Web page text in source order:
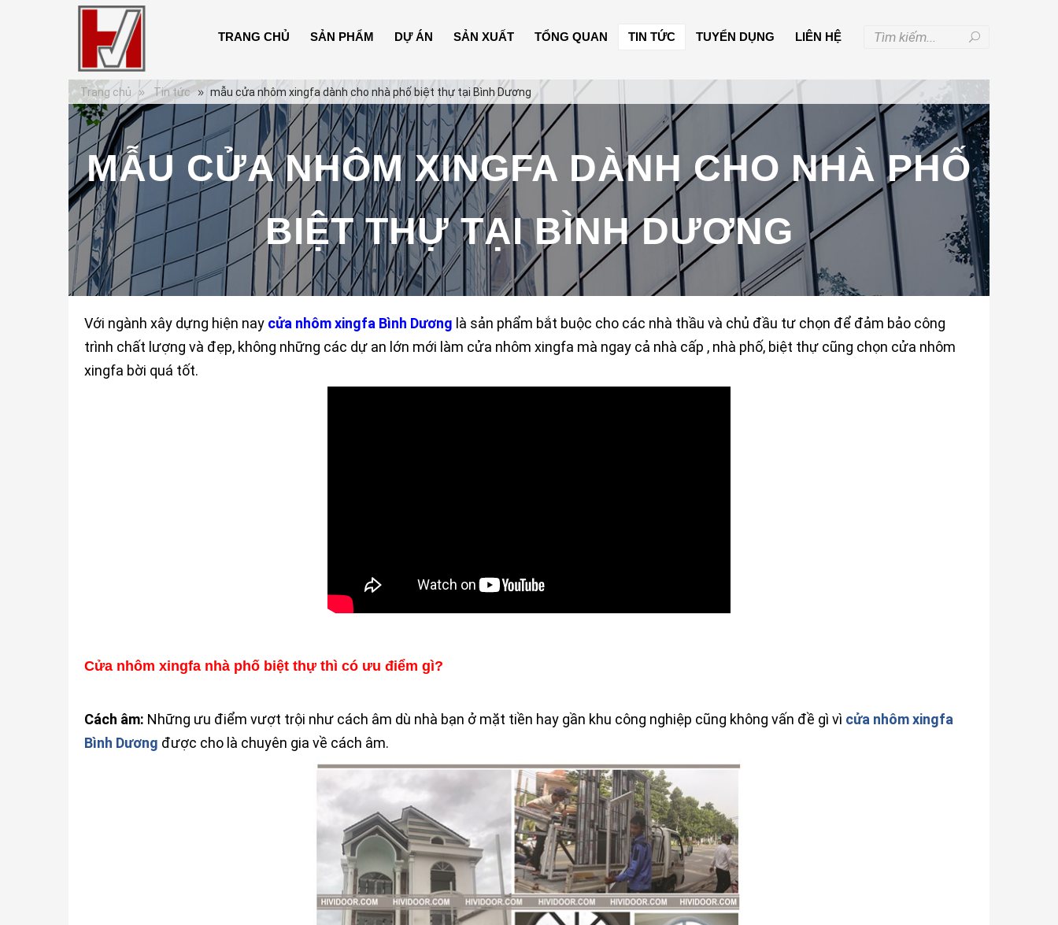
TRANG CHỦ SẢN PHẨM DỰ ÁN SẢN XUẤT TỔNG QUAN TIN TỨC TUYỂN DỤNG LIÊN HỆ
MẪU CỬA NHÔM XINGFA DÀNH CHO NHÀ PHỐ
BIỆT THỰ TẠI BÌNH DƯƠNG
Trang chủ Tin tức mẫu cửa nhôm xingfa dành cho nhà phố biệt thự tại Bình Dương
Với ngành xây dựng hiện nay cửa nhôm xingfa Bình Dương là sản phẩm bắt buộc cho các nhà thầu và chủ đầu tư chọn để đảm bảo công
trình chất lượng và đẹp, không những các dự an lớn mới làm cửa nhôm xingfa mà ngay cả nhà cấp , nhà phố, biệt thự cũng chọn cửa nhôm
xingfa bời quá tốt.
Cửa nhôm xingfa nhà phố biệt thự thì có ưu điểm gì?
Cách âm: Những ưu điểm vượt trội như cách âm dù nhà bạn ở mặt tiền hay gần khu công nghiệp cũng không vấn đề gì vì cửa nhôm xingfa
Bình Dương được cho là chuyên gia về cách âm.